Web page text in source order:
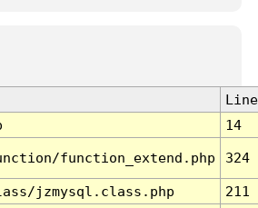
Line
14
function_extend.php 324
jzmysql.class.php
211